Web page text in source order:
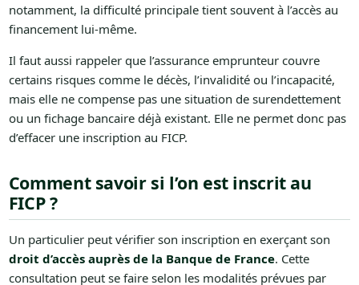
notamment, la difficulté principale tient souvent à l’accès au
financement lui-même.
Il faut aussi rappeler que l’assurance emprunteur couvre
certains risques comme le décès, l’invalidité ou l’incapacité,
mais elle ne compense pas une situation de surendettement
ou un fichage bancaire déjà existant. Elle ne permet donc pas
d’effacer une inscription au FICP.
Comment savoir si l’on est inscrit au
FICP ?
Un particulier peut vérifier son inscription en exerçant son
droit d’accès auprès de la Banque de France. Cette
consultation peut se faire selon les modalités prévues par